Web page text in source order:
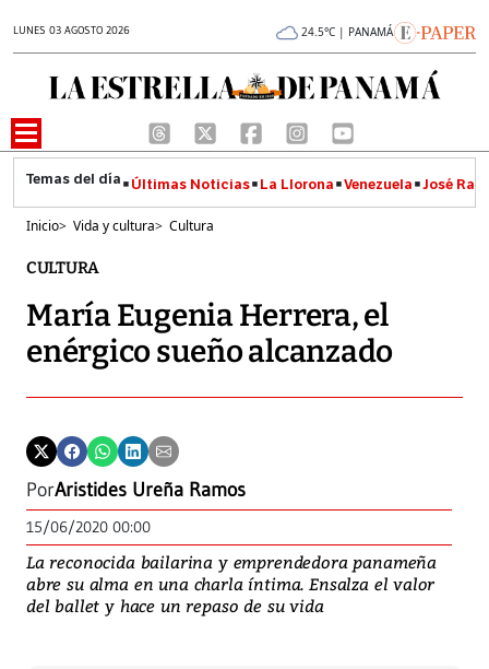
LUNES 03 AGOSTO 2026 24.5°C | PANAMÁ
Últimas Noticias La Llorona Venezuela José
Inicio> Vida y cultura> Cultura
CULTURA
María Eugenia Herrera, el
enérgico sueño alcanzado
PorAristides Ureña Ramos
15/06/2020 00:00
La reconocida bailarina y emprendedora panameña
abre su alma en una charla íntima. Ensalza el valor
del ballet y hace un repaso de su vida